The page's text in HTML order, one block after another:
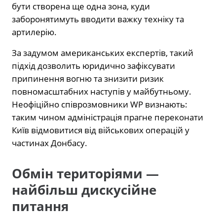
бути створена ще одна зона, куди
заборонятимуть вводити важку техніку та
артилерію.
За задумом американських експертів, такий
підхід дозволить юридично зафіксувати
припинення вогню та знизити ризик
повномасштабних наступів у майбутньому.
Неофіційно співрозмовники WP визнають:
таким чином адміністрація прагне переконати
Київ відмовитися від військових операцій у
частинах Донбасу.
Обмін територіями —
найбільш дискусійне
питання